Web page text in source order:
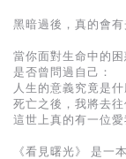
電子書
基道 Top
黑暗過後，真的會有
當你面對生命中的困
是否曾問過自己：
人生的意義究竟是什
死亡之後，我將去往
這世上真的有一位愛
《看見曙光》 是一